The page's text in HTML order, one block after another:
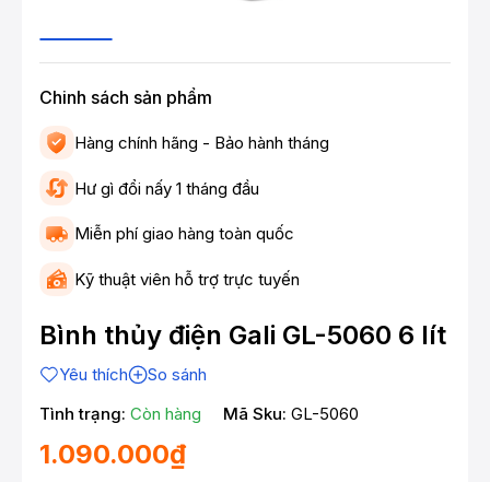
Chinh sách sản phẩm
Hàng chính hãng - Bảo hành tháng
Hư gì đổi nấy 1 tháng đầu
Miễn phí giao hàng toàn quốc
Kỹ thuật viên hỗ trợ trực tuyến
Bình thủy điện Gali GL-5060 6 lít
Yêu thích
So sánh
Tình trạng: Còn hàng Mã Sku: GL-5060
1.090.000₫